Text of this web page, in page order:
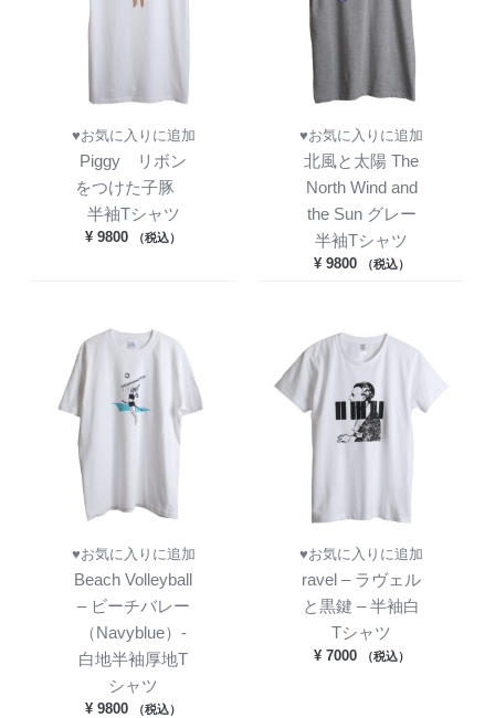
♥お気に入りに追加
Piggy リボン
をつけた子豚
半袖Tシャツ
¥ 9800 （税込）
♥お気に入りに追加
北風と太陽 The
North Wind and
the Sun グレー
半袖Tシャツ
¥9800 （税込）
♥お気に入りに追加
Beach Volleyball
– ビーチバレー
（Navyblue）-
白地半袖厚地T
シャツ
¥ 9800 （税込）
♥お気に入りに追加
ravel – ラヴェル
と黒鍵 – 半袖白
Tシャツ
¥7000 （税込）